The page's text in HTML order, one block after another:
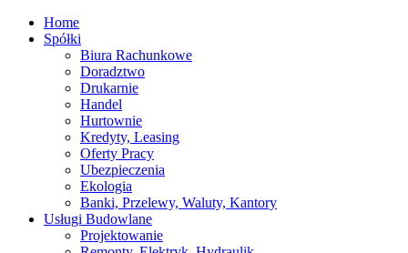
Home
Spółki
Biura Rachunkowe
Doradztwo
Drukarnie
Handel
Hurtownie
Kredyty, Leasing
Oferty Pracy
Ubezpieczenia
Ekologia
Banki, Przelewy, Waluty, Kantory
Usługi Budowlane
Projektowanie